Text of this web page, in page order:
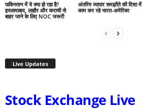
पाकिस्तान में ये क्या हो रहा है?
इस्लामाबाद, लाहौर और कराची से
बाहर जाने के लिए NOC जरूरी
अंतरिम व्यापार समझौते की दिशा में
काम कर रहे भारत-अमेरिका
Live Updates
Stock Exchange Live